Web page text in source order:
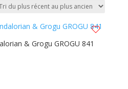
& Grogu GROGU 841